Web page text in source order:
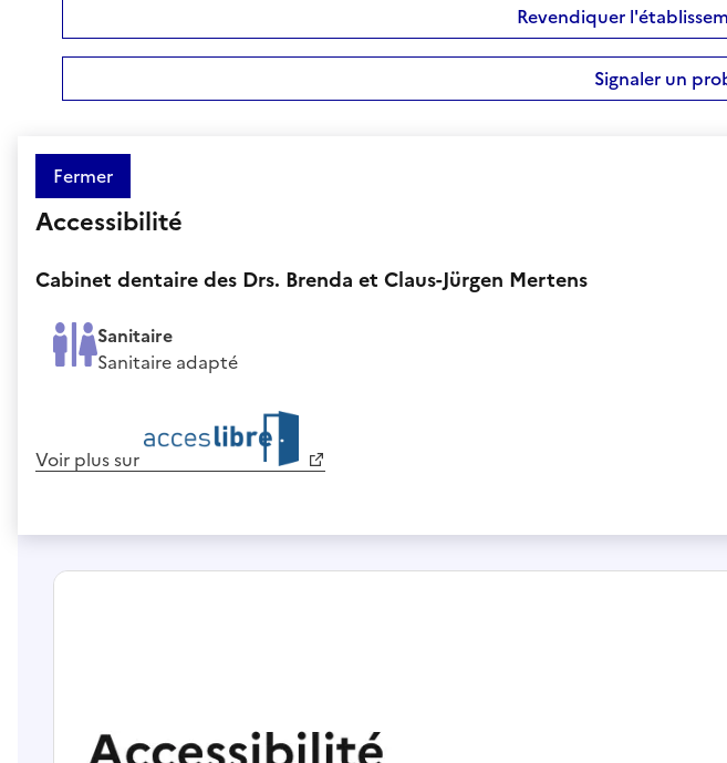
Revendiquer
Signaler un
Fermer
Accessibilité
Cabinet dentaire des Drs. Brenda et Claus-Jürgen Mertens
Sanitaire
Sanitaire adapté
Voir plus sur